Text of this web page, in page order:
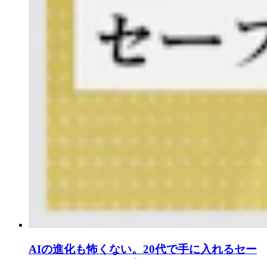
AIの進化も怖くない。20代で手に入れるセー